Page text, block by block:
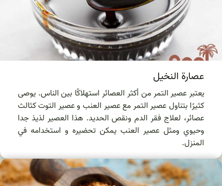
عصارة النخيل
يعتبر عصير التمر من أكثر العصائر استهلاكًا بين الناس. يوصى
كثيرًا بتناول عصير التمر مع عصير العنب و عصير التوت كثالث
عصائر، لعلاج فقر الدم ونقص الحديد. هذا العصير لذيذ جدا
وحيوي ومثل عصير العنب يمكن تحضيره و استخدامه في
المنزل.